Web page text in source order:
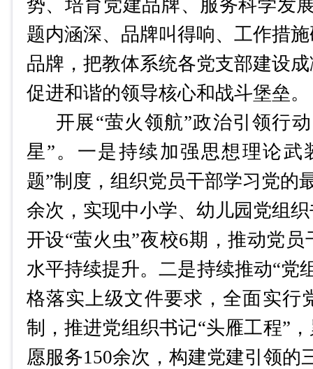
势、培育党建品牌、服务科学发
题内涵深、品牌叫得响、工作措
品牌，把教体系统各党支部建设
促进和谐的领导核心和战斗堡垒。
开展“萤火领航”政治引领行
星”。 一是持续加强思想理论武
题”制度，组织党员干部学习党的
余次，实现中小学、幼儿园党组
开设“萤火虫”夜校6期，推动党
水平持续提升。二是持续推动“党
格落实上级文件要求，全面实行
制，推进党组织书记“头雁工程”
愿服务150余次，构建党建引领的